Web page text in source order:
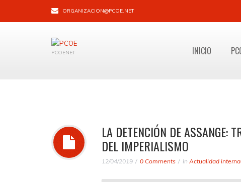
ORGANIZACION@PCOE.NET
PCOENET INICIO
LA DETENCIÓN DE ASSANGE:
DEL IMPERIALISMO
12/04/2019 0 Comments in Actualidad